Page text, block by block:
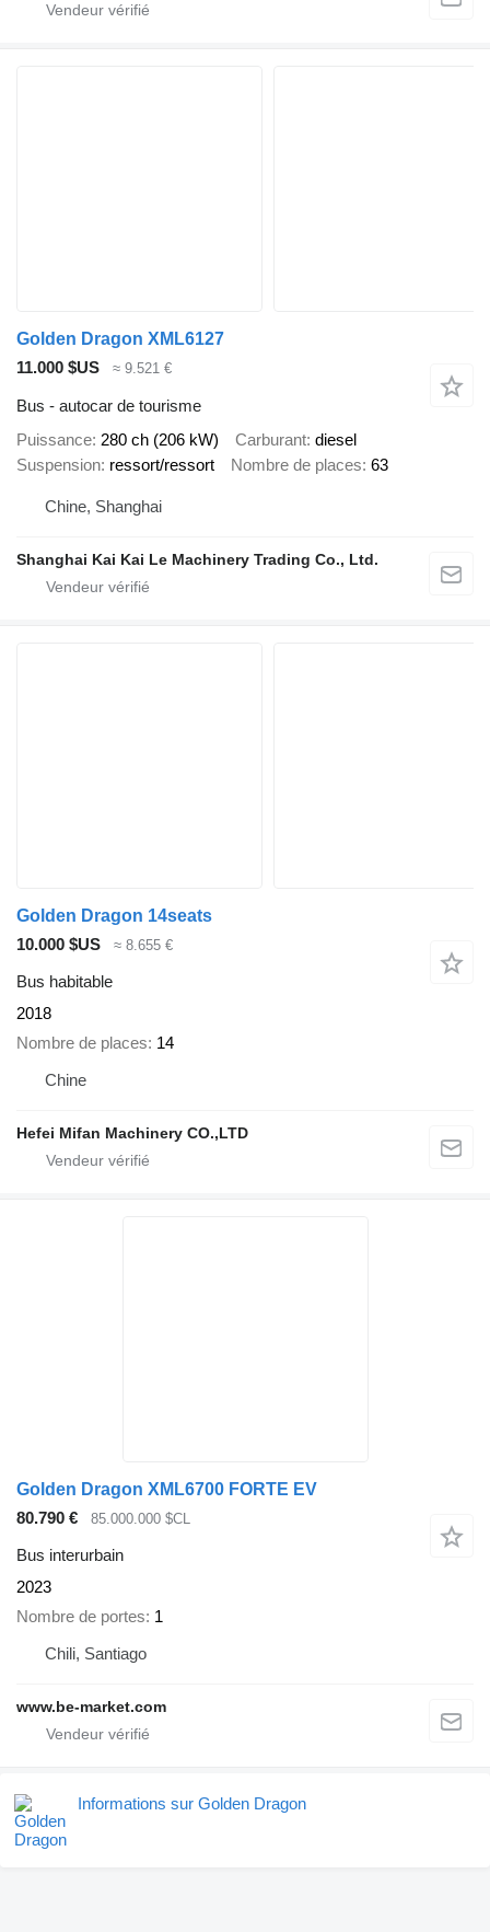
Golden Dragon XML6127
11.000 $US
≈ 9.521 €
Bus - autocar de tourisme
Puissance 280 ch (206 kW) Carburant diesel
Suspension ressort/ressort Nombre de places 63
Chine, Shanghai
Shanghai Kai Kai Le Machinery Trading Co., Ltd.
Golden Dragon 14seats
10.000 $US
≈ 8.655 €
Bus habitable
2018
Nombre de places 14
Chine
Hefei Mifan Machinery CO.,LTD
Golden Dragon XML6700 FORTE EV
80.790 €
85.000.000 $CL
Bus interurbain
2023
Nombre de portes 1
Chili, Santiago
www.be-market.com
Informations sur Golden Dragon